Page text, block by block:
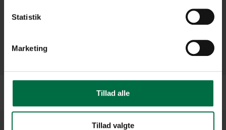
Statistik
Marketing
Tillad alle
Tillad valgte
Din månedlige indkomst